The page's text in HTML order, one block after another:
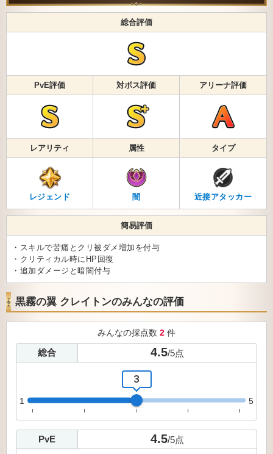
総合評価
PvE評価 対ボス評価 アリーナ評価
レアリティ 属性 タイプ
レジェンド 闇 近接アタッカー
簡易評価
・スキルで苦痛とクリ被ダメ増加を付与
・クリティカル時にHP回復
・追加ダメージと暗闇付与
黒霧の翼 クレイトンのみんなの評価
みんなの採点数 2 件
総合 4.5/5点
1
3
5
PvE 4.5/5点